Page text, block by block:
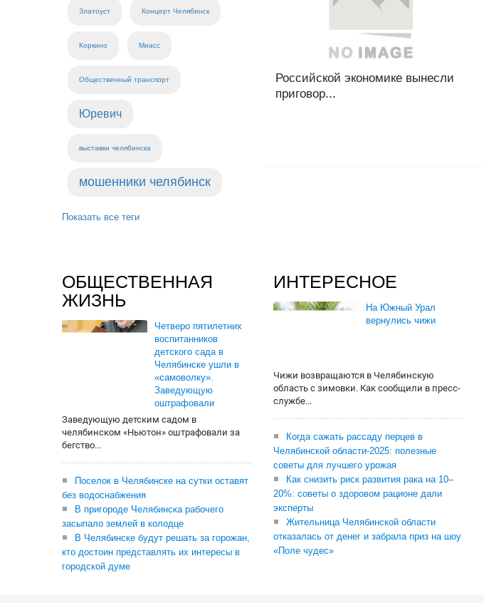
Златоуст Концерт Челябинск
Коркино Миасс
Общественный транспорт
Юревич
выставки челябинска
мошенники челябинск
Показать все теги
Российской экономике вынесли
приговор...
ОБЩЕСТВЕННАЯ
ЖИЗНЬ
Четверо пятилетних
воспитанников
детского сада в
Челябинске ушли в
«самоволку».
Заведующую
оштрафовали
Заведующую детским садом в
челябинском «Ньютон» оштрафовали за
бегство...
Поселок в Челябинске на сутки оставят
без водоснабжения
В пригороде Челябинска рабочего
засыпало землей в колодце
В Челябинске будут решать за горожан,
кто достоин представлять их интересы в
городской думе
ИНТЕРЕСНОЕ
На Южный Урал
вернулись чижи
Чижи возвращаются в Челябинскую
область с зимовки. Как сообщили в пресс-
службе...
Когда сажать рассаду перцев в
Челябинской области-2025: полезные
советы для лучшего урожая
Как снизить риск развития рака на 10–
20%: советы о здоровом рационе дали
эксперты
Жительница Челябинской области
отказалась от денег и забрала приз на шоу
«Поле чудес»